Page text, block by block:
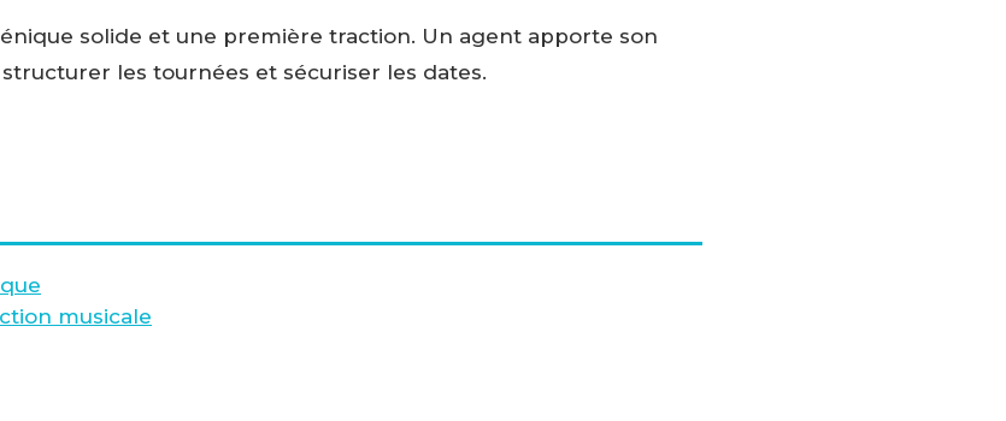
solide et une première traction. Un agent apporte son
les tournées et sécuriser les dates.
musicale